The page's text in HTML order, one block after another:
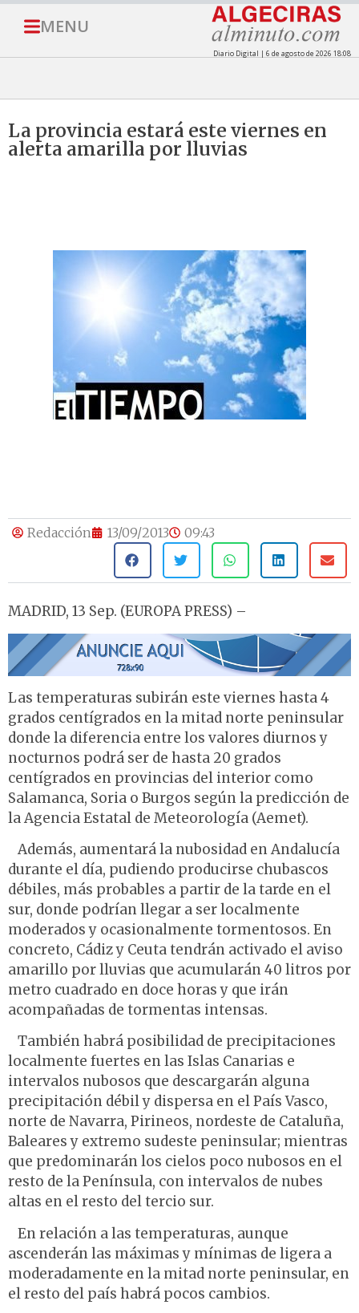
MENU
Diario Digital | 6 de agosto de 2026 18:08
La provincia estará este viernes en
alerta amarilla por lluvias
Redacción 13/09/2013 09:43
MADRID, 13 Sep. (EUROPA PRESS) –
Las temperaturas subirán este viernes hasta 4
grados centígrados en la mitad norte peninsular
donde la diferencia entre los valores diurnos y
nocturnos podrá ser de hasta 20 grados
centígrados en provincias del interior como
Salamanca, Soria o Burgos según la predicción de
la Agencia Estatal de Meteorología (Aemet).
Además, aumentará la nubosidad en Andalucía
durante el día, pudiendo producirse chubascos
débiles, más probables a partir de la tarde en el
sur, donde podrían llegar a ser localmente
moderados y ocasionalmente tormentosos. En
concreto, Cádiz y Ceuta tendrán activado el aviso
amarillo por lluvias que acumularán 40 litros por
metro cuadrado en doce horas y que irán
acompañadas de tormentas intensas.
También habrá posibilidad de precipitaciones
localmente fuertes en las Islas Canarias e
intervalos nubosos que descargarán alguna
precipitación débil y dispersa en el País Vasco,
norte de Navarra, Pirineos, nordeste de Cataluña,
Baleares y extremo sudeste peninsular; mientras
que predominarán los cielos poco nubosos en el
resto de la Península, con intervalos de nubes
altas en el resto del tercio sur.
En relación a las temperaturas, aunque
ascenderán las máximas y mínimas de ligera a
moderadamente en la mitad norte peninsular, en
el resto del país habrá pocos cambios.